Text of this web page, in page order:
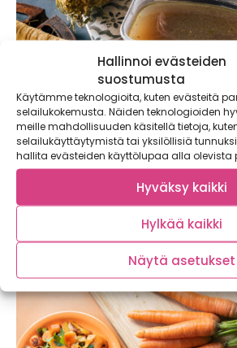
Hallinnoi evästeiden
suostumusta
Käytämme teknologioita, kuten evästeitä
selailukokemusta. Näiden teknologioiden
meille mahdollisuuden käsitellä tietoja,
selailukäyttäytymistä tai yksilöllisiä
hallita evästeiden käyttölupaa alla olevista
Hyväksy kaikki
Hylkää kaikki
Näytä asetukset
Poro on pohjoisen perinteinen
on täynnä makua ja ravinteita
eettisesti tuotettua
Tiesitkö, että poro on syksyn
tutustumaan kotimaisen poronlihan